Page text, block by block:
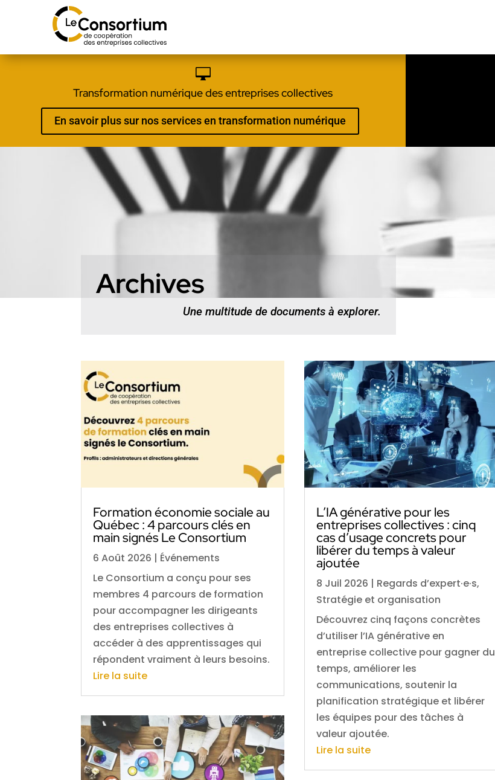

Transformation numérique des entreprises collectives
En savoir plus sur nos services en transformation numérique
Archives
Une multitude de documents à explorer.
Formation économie sociale au
Québec : 4 parcours clés en
main signés Le Consortium
6 Août 2026 | Événements
Le Consortium a conçu pour ses
membres 4 parcours de formation
pour accompagner les dirigeants
des entreprises collectives à
accéder à des apprentissages qui
répondent vraiment à leurs besoins.
Lire la suite
L’IA générative pour les
entreprises collectives : cinq
cas d’usage concrets pour
libérer du temps à valeur
ajoutée
8 Juil 2026 | Regards d’expert·e·s,
Stratégie et organisation
Découvrez cinq façons concrètes
d’utiliser l’IA générative en
entreprise collective pour gagner du
temps, améliorer les
communications, soutenir la
planification stratégique et libérer
les équipes pour des tâches à
valeur ajoutée.
Lire la suite